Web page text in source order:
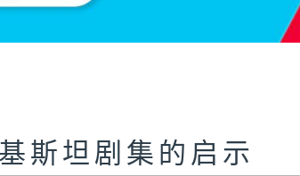
斯坦剧集的启示